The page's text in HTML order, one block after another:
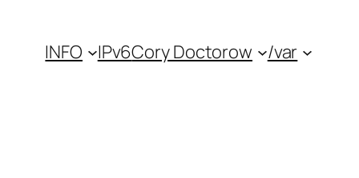
INFO IPv6Cory Doctorow /var